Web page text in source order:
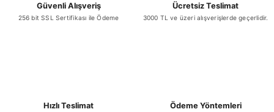
Güvenli Alışveriş
256 bit SSL Sertifikası ile Ödeme
Ücretsiz Teslimat
3000 TL ve üzeri alışverişlerde geçerlidir.
Hızlı Teslimat Ödeme Yöntemleri